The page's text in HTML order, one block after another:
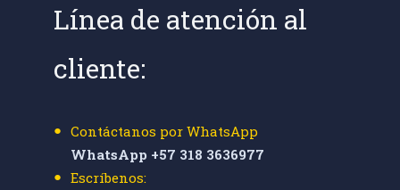
Línea de atención al
cliente:
Contáctanos por WhatsApp
WhatsApp +57 318 3636977
Escríbenos: